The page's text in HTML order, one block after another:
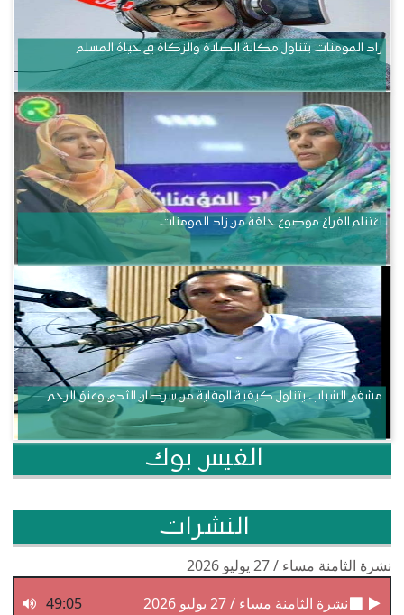
زاد المومنات يتناول مكانة الصلاة والزكاة في حياة المسلم
اغتنام الفراغ موضوع حلقة من زاد المومنات
مشفى الشباب يتناول كيفية الوقاية من سرطان الثدي وعنق الرحم
الفيس بوك
النشرات
نشرة الثامنة مساء / 27 يوليو 2026
نشرة الثامنة مساء / 27 يوليو 2026
49:05